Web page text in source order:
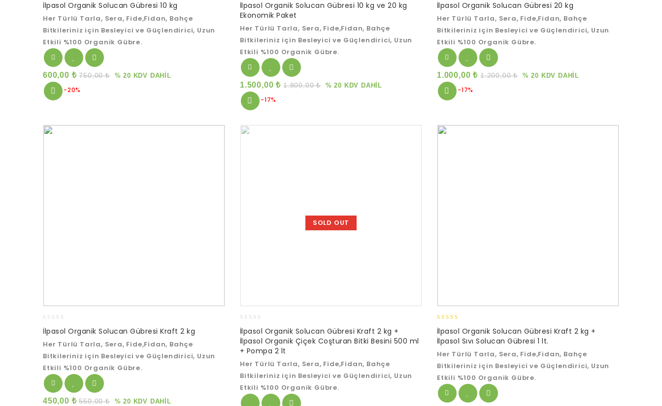
out
of
İlpasol Organik Solucan Gübresi 10 kg
Her Türlü Tarla, Sera, Fide,Fidan, Bahçe
Bitkileriniz için Besleyici ve Güçlendirici, Uzun
Etkili %100 Organik Gübre.
750,00₺
600,00 ₺ % 20 KDV DAHİL
-20%
out
of
5
İlpasol Organik Solucan Gübresi 10 kg ve 20 kg
Ekonomik Paket
Her Türlü Tarla, Sera, Fide,Fidan, Bahçe
Bitkileriniz için Besleyici ve Güçlendirici, Uzun
Etkili %100 Organik Gübre.
1.800,00₺
1.500,00₺ % 20 KDV DAHİL
-17%
out
of
İlpasol Organik Solucan Gübresi 20 kg
Her Türlü Tarla, Sera, Fide,Fidan, Bahçe
Bitkileriniz için Besleyici ve Güçlendirici, Uzun
Etkili %100 Organik Gübre.
1.200,00₺
1.000,00₺ % 20 KDV DAHİL
-17%
out
of
İlpasol Organik Solucan Gübresi Kraft 2 kg
Her Türlü Tarla, Sera, Fide,Fidan, Bahçe
Bitkileriniz için Besleyici ve Güçlendirici, Uzun
Etkili %100 Organik Gübre.
550,00₺
450,00 ₺ % 20 KDV DAHİL
SOLD OUT
out
of
5
İlpasol Organik Solucan Gübresi Kraft 2 kg +
İlpasol Organik Çiçek Coşturan Bitki Besini 500 ml
+ Pompa 2 lt
Her Türlü Tarla, Sera, Fide,Fidan, Bahçe
Bitkileriniz için Besleyici ve Güçlendirici, Uzun
Etkili %100 Organik Gübre.
out of 5
İlpasol Organik Solucan Gübresi Kraft 2 kg +
İlpasol Sıvı Solucan Gübresi 1 lt.
Her Türlü Tarla, Sera, Fide,Fidan, Bahçe
Bitkileriniz için Besleyici ve Güçlendirici, Uzun
Etkili %100 Organik Gübre.